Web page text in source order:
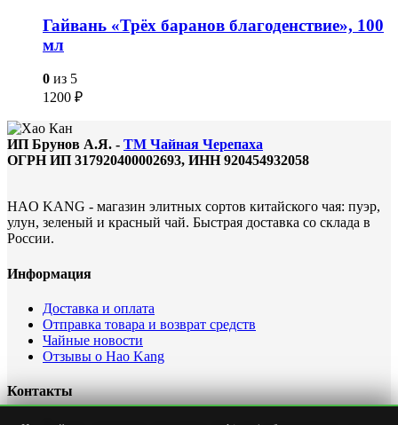
Гайвань «Трёх баранов благоденствие», 100
мл
0 из 5
1200 ₽
ИП Брунов А.Я. - ТМ Чайная Черепаха
ОГРН ИП 317920400002693, ИНН 920454932058
HAO KANG - магазин элитных сортов китайского чая: пуэр,
улун, зеленый и красный чай. Быстрая доставка со склада в
России.
Информация
Доставка и оплата
Отправка товара и возврат средств
Чайные новости
Отзывы о Hao Kang
Контакты